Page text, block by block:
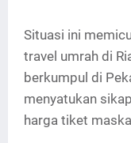
Situasi ini
travel umrah di
berkumpul di
menyatukan
harga tiket